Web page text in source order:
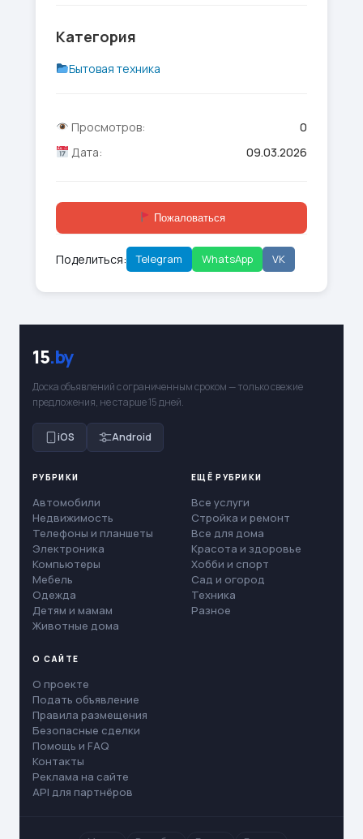
Категория
Бытовая техника
Просмотров:
0
Дата:
09.03.2026
Пожаловаться
Поделиться: Telegram WhatsApp VK
15.by
Доска объявлений с ограниченным сроком — только свежие
предложения, не старше 15 дней.
iOS Android
РУБРИКИ
Автомобили
Недвижимость
Телефоны и планшеты
Электроника
Компьютеры
Мебель
Одежда
Детям и мамам
Животные дома
ЕЩЁ РУБРИКИ
Все услуги
Стройка и ремонт
Все для дома
Красота и здоровье
Хобби и спорт
Сад и огород
Техника
Разное
О САЙТЕ
О проекте
Подать объявление
Правила размещения
Безопасные сделки
Помощь и FAQ
Контакты
Реклама на сайте
API для партнёров